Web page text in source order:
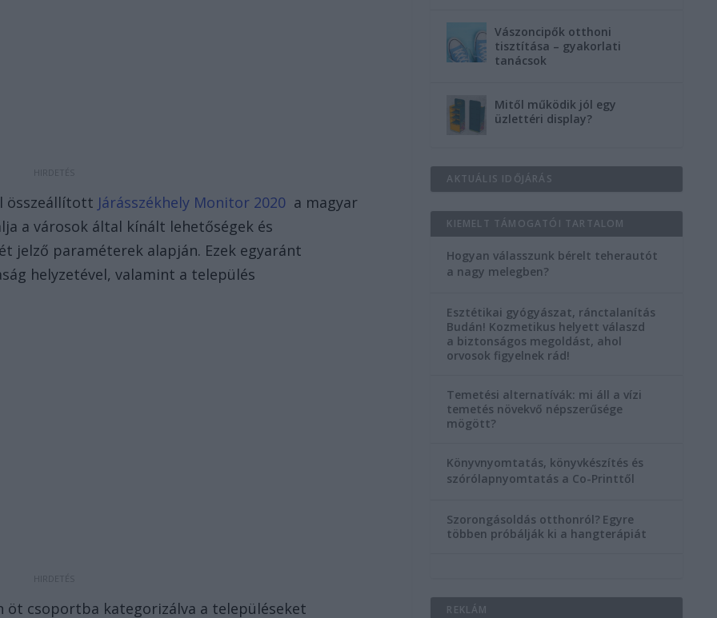
összeállított Járásszékhely Monitor 2020 a magyar
a városok által kínált lehetőségek és
jelző paraméterek alapján. Ezek egyaránt
helyzetével, valamint a település
öt csoportba kategorizálva a településeket
Vászoncipők otthoni
tisztítása – gyakorlati
tanácsok
Mitől működik jól egy
üzlettéri display?
AKTUÁLIS IDŐJÁRÁS
KIEMELT TÁMOGATÓI TARTALOM
Hogyan válasszunk bérelt teherautót
a nagy melegben?
Esztétikai gyógyászat, ránctalanítás
Budán! Kozmetikus helyett válaszd
a biztonságos megoldást, ahol
orvosok figyelnek rád!
Temetési alternatívák: mi áll a vízi
temetés növekvő népszerűsége
mögött?
Könyvnyomtatás, könyvkészítés és
szórólapnyomtatás a Co-Printtől
Szorongásoldás otthonról? Egyre
többen próbálják ki a hangterápiát
REKLÁM